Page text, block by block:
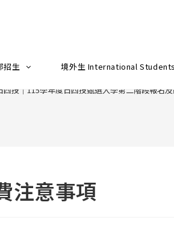
招生 境外生 International Students
四技｜115學年度日四技甄選入學第二階段報名
注意事項